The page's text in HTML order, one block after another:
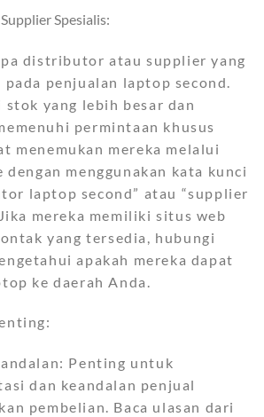
Spesialis:
distributor atau supplier yang
penjualan laptop second.
yang lebih besar dan
permintaan khusus
menemukan mereka melalui
menggunakan kata kunci
laptop second” atau “supplier
mereka memiliki situs web
yang tersedia, hubungi
apakah mereka dapat
ke daerah Anda.
Penting untuk
dan keandalan penjual
pembelian. Baca ulasan dari